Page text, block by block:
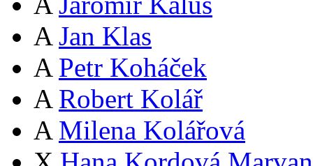
A Jan Klas
A Petr Koháček
A Robert Kolář
A Milena Kolářová